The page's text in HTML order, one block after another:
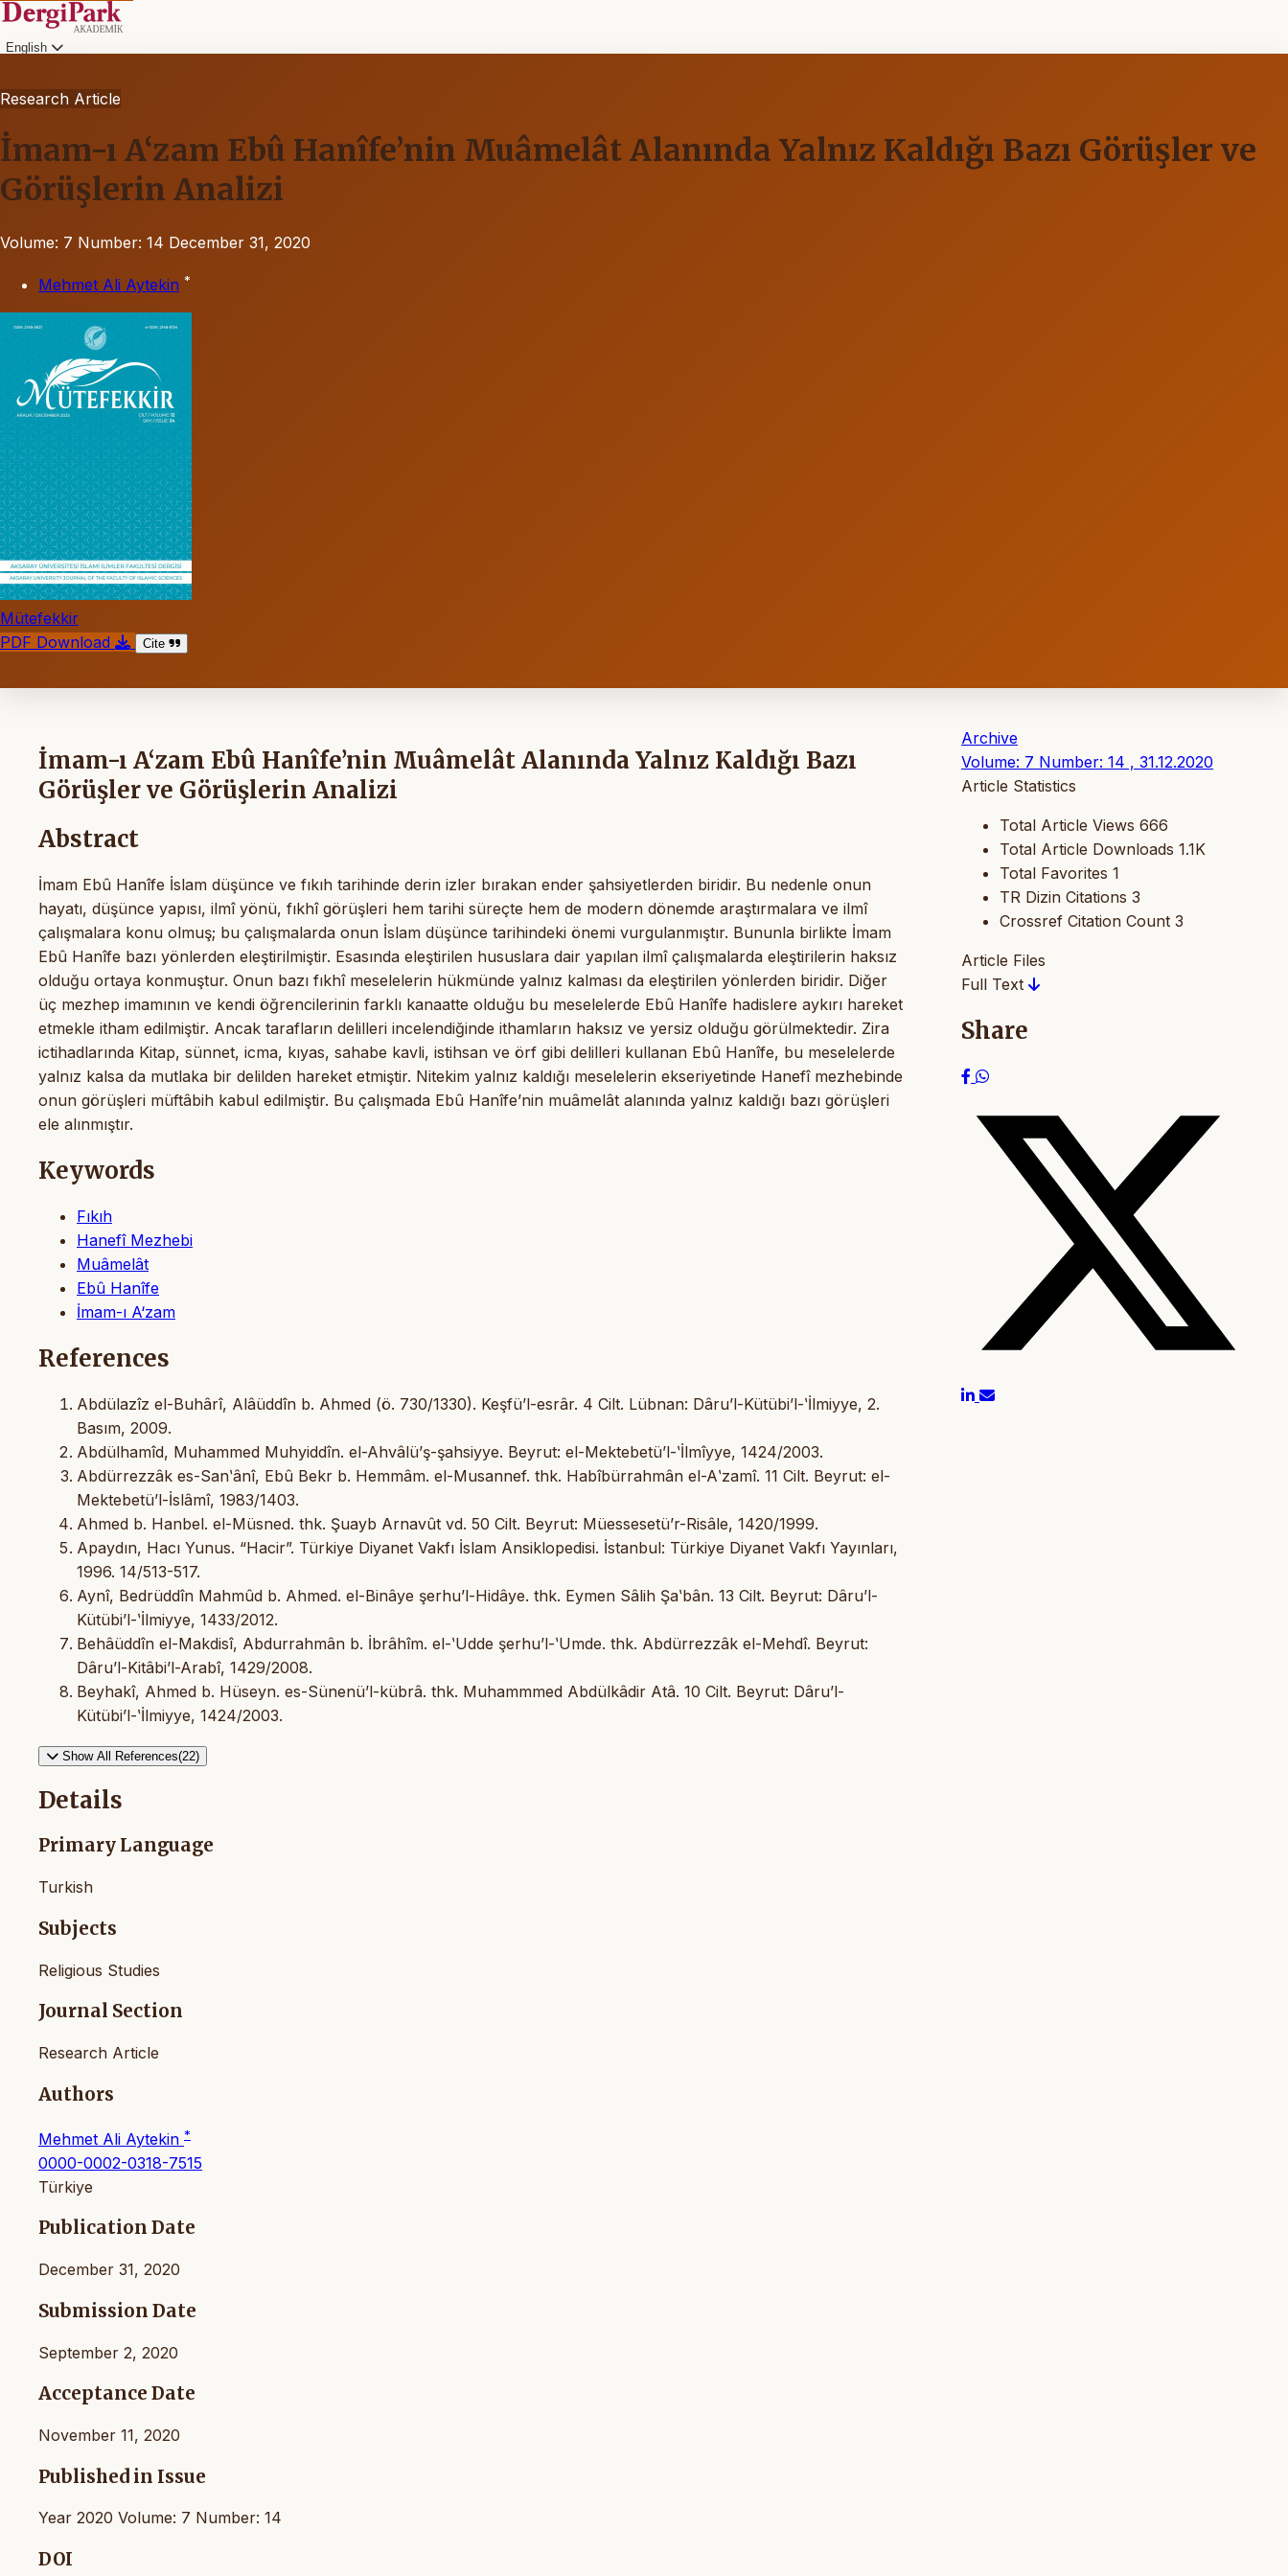
English
Research Article
İmam-ı A‘zam Ebû Hanîfe’nin Muâmelât Alanında Yalnız Kaldığı Bazı Görüşler ve
Görüşlerin Analizi
Volume: 7 Number: 14 December 31, 2020
Mehmet Ali Aytekin *
Mütefekkir
PDF Download
Cite
İmam-ı A‘zam Ebû Hanîfe’nin Muâmelât Alanında Yalnız Kaldığı Bazı
Görüşler ve Görüşlerin Analizi
Abstract
İmam Ebû Hanîfe İslam düşünce ve fıkıh tarihinde derin izler bırakan ender şahsiyetlerden biridir. Bu nedenle onun
hayatı, düşünce yapısı, ilmî yönü, fıkhî görüşleri hem tarihi süreçte hem de modern dönemde araştırmalara ve ilmî
çalışmalara konu olmuş; bu çalışmalarda onun İslam düşünce tarihindeki önemi vurgulanmıştır. Bununla birlikte İmam
Ebû Hanîfe bazı yönlerden eleştirilmiştir. Esasında eleştirilen hususlara dair yapılan ilmî çalışmalarda eleştirilerin haksız
olduğu ortaya konmuştur. Onun bazı fıkhî meselelerin hükmünde yalnız kalması da eleştirilen yönlerden biridir. Diğer
üç mezhep imamının ve kendi öğrencilerinin farklı kanaatte olduğu bu meselelerde Ebû Hanîfe hadislere aykırı hareket
etmekle itham edilmiştir. Ancak tarafların delilleri incelendiğinde ithamların haksız ve yersiz olduğu görülmektedir. Zira
ictihadlarında Kitap, sünnet, icma, kıyas, sahabe kavli, istihsan ve örf gibi delilleri kullanan Ebû Hanîfe, bu meselelerde
yalnız kalsa da mutlaka bir delilden hareket etmiştir. Nitekim yalnız kaldığı meselelerin ekseriyetinde Hanefî mezhebinde
onun görüşleri müftâbih kabul edilmiştir. Bu çalışmada Ebû Hanîfe’nin muâmelât alanında yalnız kaldığı bazı görüşleri
ele alınmıştır.
Keywords
Fıkıh
Hanefî Mezhebi
Muâmelât
Ebû Hanîfe
İmam-ı A‘zam
References
Abdülazîz el-Buhârî, Alâüddîn b. Ahmed (ö. 730/1330). Keşfü’l-esrâr. 4 Cilt. Lübnan: Dâru’l-Kütübi’l-ʽİlmiyye, 2.
Basım, 2009.
Abdülhamîd, Muhammed Muhyiddîn. el-Ahvâlü’ş-şahsiyye. Beyrut: el-Mektebetü’l-ʽİlmîyye, 1424/2003.
Abdürrezzâk es-Sanʽânî, Ebû Bekr b. Hemmâm. el-Musannef. thk. Habîbürrahmân el-Aʽzamî. 11 Cilt. Beyrut: el-
Mektebetü’l-İslâmî, 1983/1403.
Ahmed b. Hanbel. el-Müsned. thk. Şuayb Arnavût vd. 50 Cilt. Beyrut: Müessesetü’r-Risâle, 1420/1999.
Apaydın, Hacı Yunus. “Hacir”. Türkiye Diyanet Vakfı İslam Ansiklopedisi. İstanbul: Türkiye Diyanet Vakfı Yayınları,
1996. 14/513-517.
Aynî, Bedrüddîn Mahmûd b. Ahmed. el-Binâye şerhu’l-Hidâye. thk. Eymen Sâlih Şaʽbân. 13 Cilt. Beyrut: Dâru’l-
Kütübi’l-ʽİlmiyye, 1433/2012.
Behâüddîn el-Makdisî, Abdurrahmân b. İbrâhîm. el-ʽUdde şerhu’l-ʽUmde. thk. Abdürrezzâk el-Mehdî. Beyrut:
Dâru’l-Kitâbi’l-Arabî, 1429/2008.
Beyhakî, Ahmed b. Hüseyn. es-Sünenü’l-kübrâ. thk. Muhammmed Abdülkâdir Atâ. 10 Cilt. Beyrut: Dâru’l-
Kütübi’l-ʽİlmiyye, 1424/2003.
Show All References(22)
Details
Primary Language
Turkish
Subjects
Religious Studies
Journal Section
Research Article
Authors
Mehmet Ali Aytekin *
0000-0002-0318-7515
Türkiye
Publication Date
December 31, 2020
Submission Date
September 2, 2020
Acceptance Date
November 11, 2020
Published in Issue
Year 2020 Volume: 7 Number: 14
DOI
Archive
Volume: 7 Number: 14 , 31.12.2020
Article Statistics
Total Article Views 666
Total Article Downloads 1.1K
Total Favorites 1
TR Dizin Citations 3
Crossref Citation Count 3
Article Files
Full Text
Share